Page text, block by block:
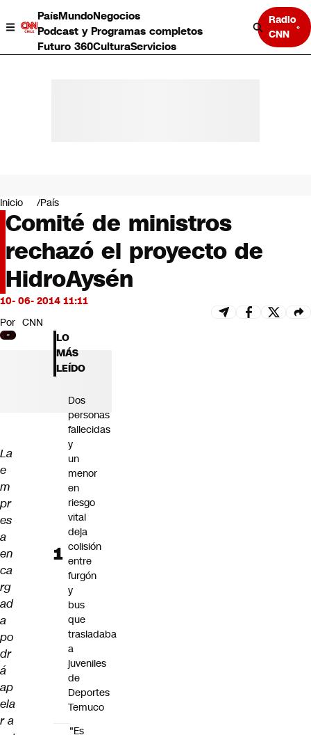
PaísMundoNegocios
Podcast y Programas completos
Futuro 360CulturaServicios
Radio
CNN
Negocios
Deportes
Programas completos
Cultura
Servicios
Bits
CNN tiempo
Futuro 360
Opinión
Inicio País
Comité de ministros
rechazó el proyecto de
HidroAysén
10- 06- 2014 11:11
Por CNN
La
e
m
pr
es
a
en
ca
rg
ad
a
po
dr
á
ap
ela
r a
LO
MÁS
LEÍDO
Dos
personas
fallecidas
y
un
menor
en
riesgo
vital
deja
colisión
entre
furgón
y
bus
que
trasladaba
a
juveniles
de
Deportes
Temuco
"Es